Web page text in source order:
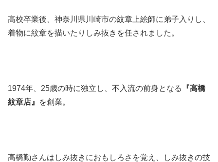
高校卒業後、神奈川県川崎市の紋章上絵師に弟子入りし、
着物に紋章を描いたりしみ抜きを任されました。
1974年、25歳の時に独立し、不入流の前身となる
『高橋
紋章店』
を創業。
高橋勤さんはしみ抜きにおもしろさを覚え、しみ抜きの技